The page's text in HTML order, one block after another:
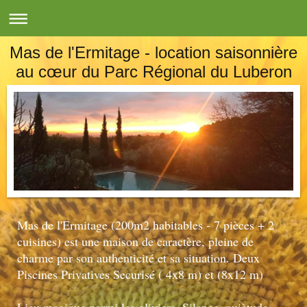
Mas de l'Ermitage - location saisonnière
au cœur du Parc Régional du Luberon
Mas de l'Ermitage (200m2 habitables - 7 pièces + 2
cuisines) est une maison de caractère, pleine de
charme par son authenticité et sa situation. Deux
Piscines Privatives Securisé ( 4x8 m) et (8x12 m)